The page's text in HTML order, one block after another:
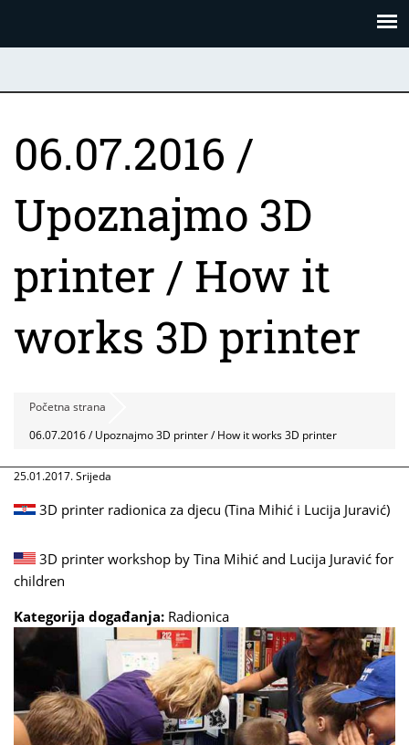
06.07.2016 /
Upoznajmo 3D
printer / How it
works 3D printer
Početna strana
06.07.2016 / Upoznajmo 3D printer / How it works 3D printer
25.01.2017. Srijeda
3D printer radionica za djecu (Tina Mihić i Lucija Juravić)
3D printer workshop by Tina Mihić and Lucija Juravić for
children
Kategorija događanja: Radionica